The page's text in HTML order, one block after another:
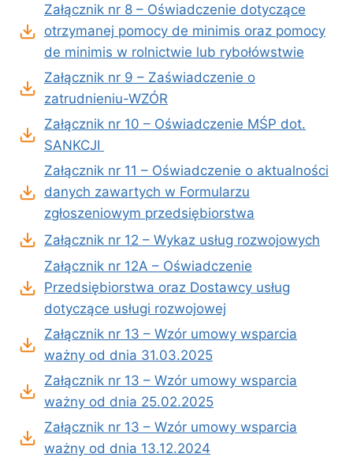
Załącznik nr 8 – Oświadczenie dotyczące
otrzymanej pomocy de minimis oraz pomocy
de minimis w rolnictwie lub rybołówstwie
Załącznik nr 9 – Zaświadczenie o
zatrudnieniu-WZÓR
Załącznik nr 10 – Oświadczenie MŚP dot.
SANKCJI
Załącznik nr 11 – Oświadczenie o aktualności
danych zawartych w Formularzu
zgłoszeniowym przedsiębiorstwa
Załącznik nr 12 – Wykaz usług rozwojowych
Załącznik nr 12A – Oświadczenie
Przedsiębiorstwa oraz Dostawcy usług
dotyczące usługi rozwojowej
Załącznik nr 13 – Wzór umowy wsparcia
ważny od dnia 31.03.2025
Załącznik nr 13 – Wzór umowy wsparcia
ważny od dnia 25.02.2025
Załącznik nr 13 – Wzór umowy wsparcia
ważny od dnia 13.12.2024